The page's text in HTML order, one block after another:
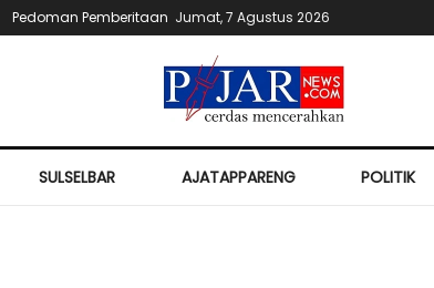
Pedoman Pemberitaan Jumat, 7 Agustus 2026
SULSELBAR AJATAPPARENG POLITIK